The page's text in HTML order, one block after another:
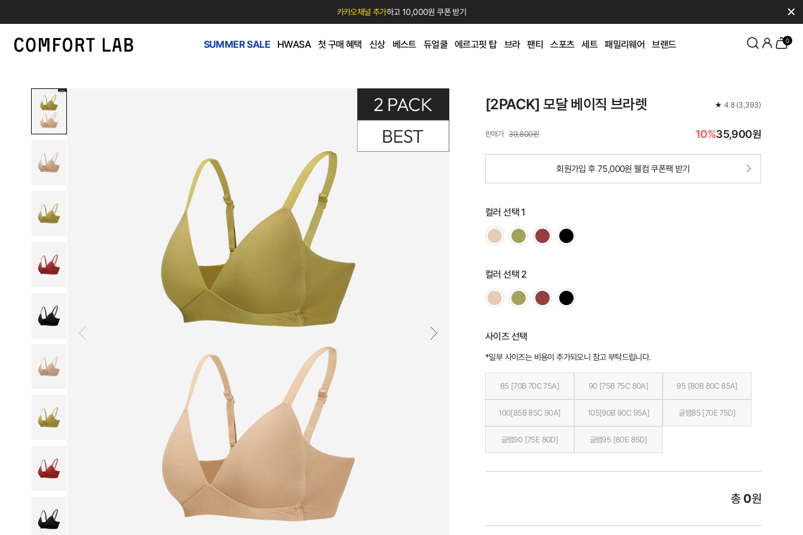
카카오채널 추가하고 10,000원 쿠폰 받기 ✕
SUMMER SALE HWASA 첫 구매 혜택 신상 베스트 듀얼쿨 에르고핏 탑 브라 팬티 스포츠 세트 패밀리웨어 브랜드 0
[2PACK] 모달 베이직 브라렛 ★ 4.8 (3,393)
39,800원 10%35,900원
회원가입 후 75,000원 웰컴 쿠폰팩 받기
컬러 선택 1
컬러 선택 2
사이즈 선택
*일부 사이즈는 비용이 추가되오니 참고 부탁드립니다.
85 [70B 70C 75A] 90 [75B 75C 80A] 95 [80B 80C 85A]
100[85B 85C 90A] 105[90B 90C 95A] 글램85 [70E 75D]
글램90 [75E 80D] 글램95 [80E 85D]
총 0원